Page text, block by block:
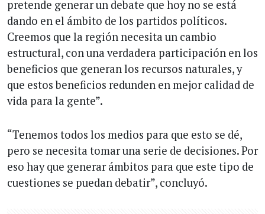
pretende generar un debate que hoy no se está
dando en el ámbito de los partidos políticos.
Creemos que la región necesita un cambio
estructural, con una verdadera participación en los
beneficios que generan los recursos naturales, y
que estos beneficios redunden en mejor calidad de
vida para la gente”.
“Tenemos todos los medios para que esto se dé,
pero se necesita tomar una serie de decisiones. Por
eso hay que generar ámbitos para que este tipo de
cuestiones se puedan debatir”, concluyó.